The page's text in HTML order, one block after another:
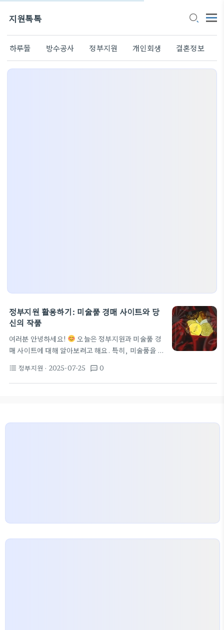
지원톡톡
하루몰 방수공사 정부지원 개인회생 결혼정보
정부지원 활용하기: 미술품 경매 사이트와 당
신의 작품
여러분 안녕하세요!
오늘은 정부지원과 미술품 경
매 사이트에 대해 알아보려고 해요. 특히, 미술품을 소
움이 될 만한 정보입니다. 주위에 고미술품이나 예술
작품을 잘 아는 분이 있다면, 종종 이런저런 질문을 받
format_list_bulleted 정부지원 · 2025-07-25 textsms 0